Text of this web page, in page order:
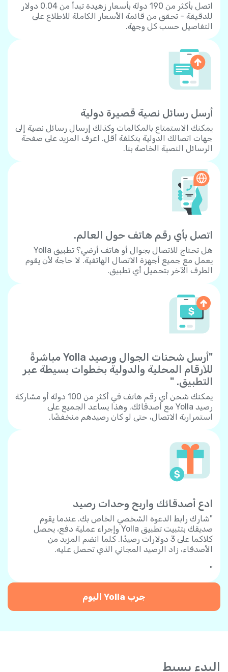
اتصل بأكثر من 190 دولة بأسعار زهيدة تبدأ من 0.04 دولار
للدقيقة - تحقق من قائمة الأسعار الكاملة للاطلاع على
التفاصيل حسب كل وجهة.
أرسل رسائل نصية قصيرة دولية
يمكنك الاستمتاع بالمكالمات وكذلك إرسال رسائل نصية إلى
جهات اتصالك الدولية بتكلفة أقل. اعرف المزيد على صفحة
الرسائل النصية الخاصة بنا.
اتصل بأي رقم هاتف حول العالم.
هل تحتاج للاتصال بجوال أو هاتف أرضي؟ تطبيق Yolla
يعمل مع جميع أجهزة الاتصال الهاتفية. لا حاجة لأن يقوم
الطرف الآخر بتحميل أي تطبيق.
"أرسل شحنات الجوال ورصيد Yolla مباشرةً
للأرقام المحلية والدولية بخطوات بسيطة عبر
التطبيق. "
يمكنك شحن أي رقم هاتف في أكثر من 100 دولة أو مشاركة
رصيد Yolla مع أصدقائك. وهذا يساعد الجميع على
استمرارية الاتصال، حتى لو كان رصيدهم منخفضًا.
ادع أصدقائك واربح وحدات رصيد
"شارك رابط الدعوة الشخصي الخاص بك. عندما يقوم
صديقك بتثبيت تطبيق Yolla وإجراء عملية دفع، يحصل
كلاكما على 3 دولارات رصيدًا. كلما انضم المزيد من
الأصدقاء، زاد الرصيد المجاني الذي تحصل عليه.
"
جرب Yolla اليوم
البدء بسيط